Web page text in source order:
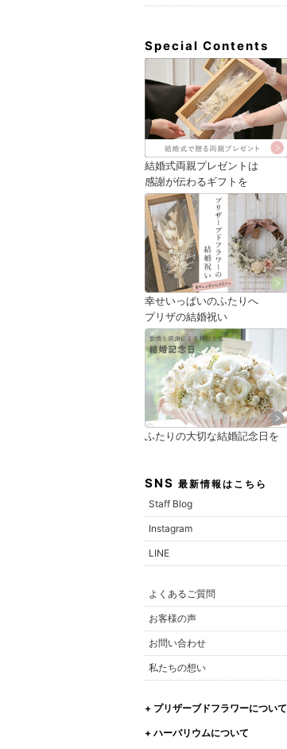
Special Contents
結婚式両親プレゼントは
感謝が伝わるギフトを
幸せいっぱいのふたりへ
プリザの結婚祝い
ふたりの大切な結婚記念日を
SNS 最新情報はこちら
Staff Blog
Instagram
LINE
よくあるご質問
お客様の声
お問い合わせ
私たちの想い
+ プリザーブドフラワーについて
+ ハーバリウムについて